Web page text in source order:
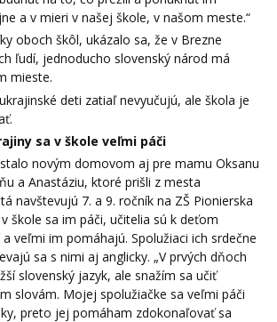
a v mieri v našej škole, v našom meste.“
oboch škôl, ukázalo sa, že v Brezne
ľudí, jednoducho slovenský národ má
mieste.
deti zatiaľ nevyučujú, ale škola je
sa v škole veľmi páči
novým domovom aj pre mamu Oksanu
a Anastáziu, ktoré prišli z mesta
navštevujú 7. a 9. ročník na ZŠ Pionierska
škole sa im páči, učitelia sú k deťom
veľmi im pomáhajú. Spolužiaci ich srdečne
sa s nimi aj anglicky. „V prvých dňoch
slovenský jazyk, ale snažím sa učiť
slovám. Mojej spolužiačke sa veľmi páči
preto jej pomáham zdokonaľovať sa